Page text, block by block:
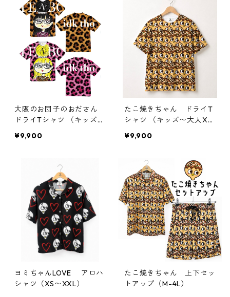
大阪のお団子のおださん
ドライTシャツ （キッズ〜
¥9,900
たこ焼きちゃん ドライT
シャツ （キッズ〜大人X
¥9,900
ヨミちゃんLOVE アロハ
シャツ（XS〜XXL）
たこ焼きちゃん 上下セッ
トアップ（M-4L）